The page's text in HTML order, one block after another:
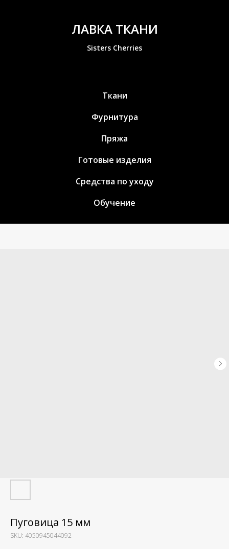
ЛАВКА ТКАНИ
Sisters Cherries
Ткани
Фурнитура
Пряжа
Готовые изделия
Средства по уходу
Обучение
Пуговица 15 мм
SKU: 4050945044092